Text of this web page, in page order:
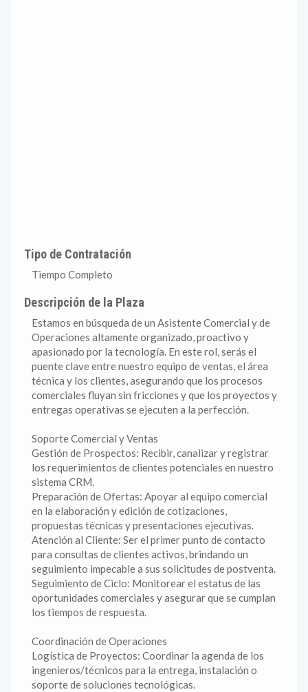
Tipo de Contratación
Tiempo Completo
Descripción de la Plaza
Estamos en búsqueda de un Asistente Comercial y de
Operaciones altamente organizado, proactivo y
apasionado por la tecnología. En este rol, serás el
puente clave entre nuestro equipo de ventas, el área
técnica y los clientes, asegurando que los procesos
comerciales fluyan sin fricciones y que los proyectos y
entregas operativas se ejecuten a la perfección.
Soporte Comercial y Ventas
Gestión de Prospectos: Recibir, canalizar y registrar
los requerimientos de clientes potenciales en nuestro
sistema CRM.
Preparación de Ofertas: Apoyar al equipo comercial
en la elaboración y edición de cotizaciones,
propuestas técnicas y presentaciones ejecutivas.
Atención al Cliente: Ser el primer punto de contacto
para consultas de clientes activos, brindando un
seguimiento impecable a sus solicitudes de postventa.
Seguimiento de Ciclo: Monitorear el estatus de las
oportunidades comerciales y asegurar que se cumplan
los tiempos de respuesta.
Coordinación de Operaciones
Logística de Proyectos: Coordinar la agenda de los
ingenieros/técnicos para la entrega, instalación o
soporte de soluciones tecnológicas.